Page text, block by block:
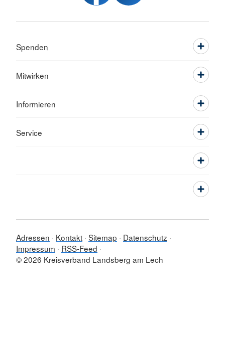
Spenden
Mitwirken
Informieren
Service
Adressen Kontakt Sitemap
Datenschutz
Impressum
RSS-Feed
© 2026 Kreisverband Landsberg am Lech